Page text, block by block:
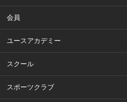
会員
ユースアカデミー
スクール
スポーツクラブ